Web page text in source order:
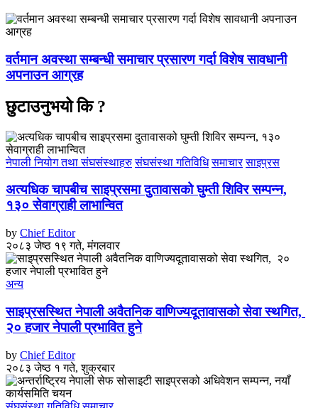
वर्तमान अवस्था सम्बन्धी समाचार प्रसारण गर्दा विशेष सावधानी
अपनाउन आग्रह
छुटाउनुभयो कि ?
नेपाली नियोग तथा संघसंस्थाहरु संघसंस्था गतिविधि समाचार साइप्रस
अत्यधिक चापबीच साइप्रसमा दुतावासको घुम्ती शिविर सम्पन्न,
१३० सेवाग्राही लाभान्वित
by Chief Editor
२०८३ जेष्ठ १९ गते, मंगलवार
अन्य
साइप्रसस्थित नेपाली अवैतनिक वाणिज्यदूतावासको सेवा स्थगित,
२० हजार नेपाली प्रभावित हुने
by Chief Editor
२०८३ जेष्ठ १ गते, शुक्रबार